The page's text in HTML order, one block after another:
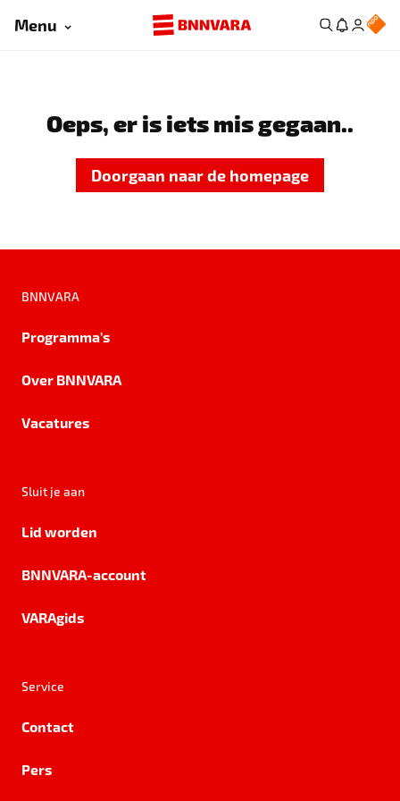
Menu
Oeps, er is iets mis gegaan..
Doorgaan naar de homepage
BNNVARA
Programma's
Over BNNVARA
Vacatures
Sluit je aan
Lid worden
BNNVARA-account
VARAgids
Service
Contact
Pers